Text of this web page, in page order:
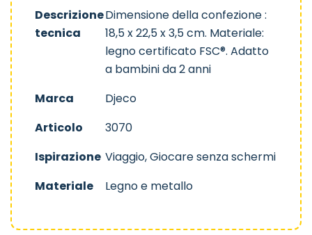
Descrizione
tecnica
Dimensione della confezione :
18,5 x 22,5 x 3,5 cm. Materiale:
legno certificato FSC®. Adatto
a bambini da 2 anni
Marca
Djeco
Articolo
3070
Ispirazione Viaggio, Giocare senza schermi
Materiale
Legno e metallo